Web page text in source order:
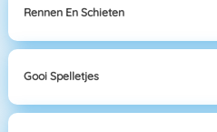
Rennen En Schieten
Gooi Spelletjes